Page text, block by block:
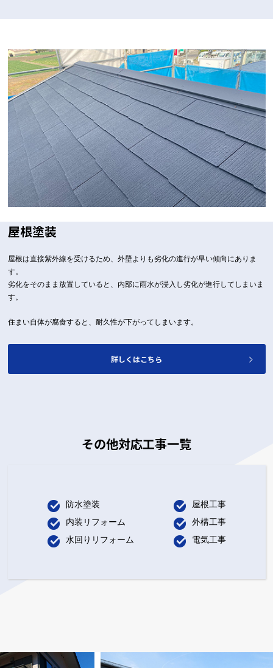
屋根塗装
屋根は直接紫外線を受けるため、外壁よりも劣化の進行が早い傾向にありま
す。
劣化をそのまま放置していると、内部に雨水が浸入し劣化が進行してしまいま
す。
住まい自体が腐食すると、耐久性が下がってしまいます。
詳しくはこちら
その他対応工事一覧
防水塗装
内装リフォーム
水回りリフォーム
屋根工事
外構工事
電気工事